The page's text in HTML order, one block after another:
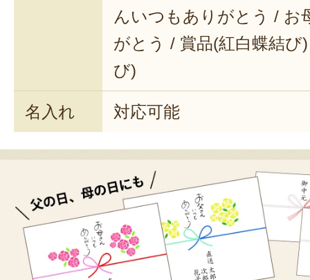
んいつもありがとう / お
がとう / 賞品(紅白蝶結び
び)
名入れ 対応可能